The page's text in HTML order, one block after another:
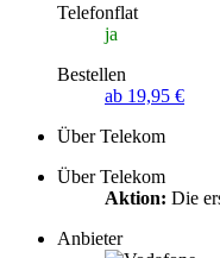
Telefonflat
ja
Bestellen
ab 19,95 €
Über Telekom
Über Telekom
Aktion: Die
Anbieter